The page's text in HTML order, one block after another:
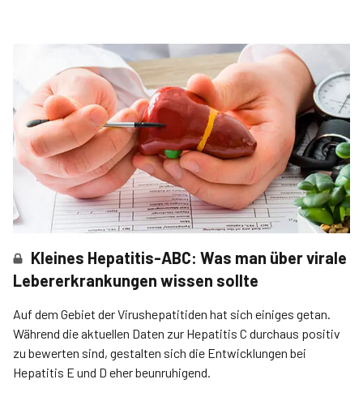
Kleines Hepatitis-ABC: Was man über virale
Lebererkrankungen wissen sollte
Auf dem Gebiet der Virushepatitiden hat sich einiges getan.
Während die aktuellen Daten zur Hepatitis C durchaus positiv
zu bewerten sind, gestalten sich die Entwicklungen bei
Hepatitis E und D eher beunruhigend.